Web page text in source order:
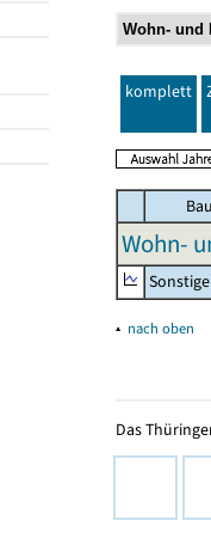
komplett
Wohn-
▴ nach oben
Das